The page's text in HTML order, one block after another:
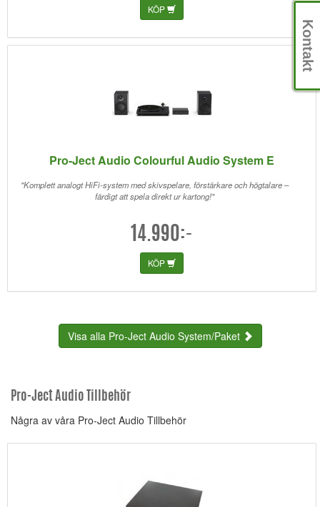
KÖP
Pro-Ject Audio Colourful Audio System E
"Komplett analogt HiFi-system med skivspelare, förstärkare och högtalare –
färdigt att spela direkt ur kartong!"
14.990:-
KÖP
Visa alla Pro-Ject Audio System/Paket
Pro-Ject Audio Tillbehör
Några av våra Pro-Ject Audio Tillbehör
Kontakt